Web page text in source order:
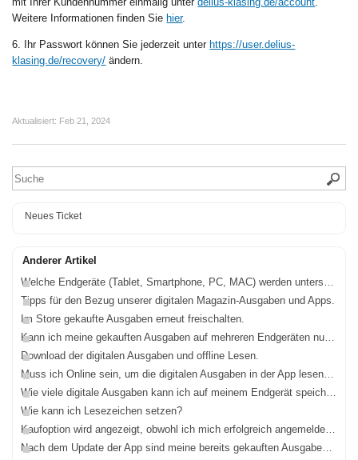
Weitere Informationen finden Sie hier.
6. Ihr Passwort können Sie jederzeit unter https://user.delius-
klasing.de/recovery/ ändern.
Aktualisiert: Feb 21, 2024
Neues Ticket
Anderer Artikel
Welche Endgeräte (Tablet, Smartphone, PC, MAC) werden unterstützt?
Tipps für den Bezug unserer digitalen Magazin-Ausgaben und Apps.
Im Store gekaufte Ausgaben erneut freischalten.
Kann ich meine gekauften Ausgaben auf mehreren Endgeräten nutzen?
Download der digitalen Ausgaben und offline Lesen.
Muss ich Online sein, um die digitalen Ausgaben in der App lesen zu können?
Wie viele digitale Ausgaben kann ich auf meinem Endgerät speichern?
Wie kann ich Lesezeichen setzen?
Kaufoption wird angezeigt, obwohl ich mich erfolgreich angemeldet habe.
Nach dem Update der App sind meine bereits gekauften Ausgaben nicht mehr verfügbar.